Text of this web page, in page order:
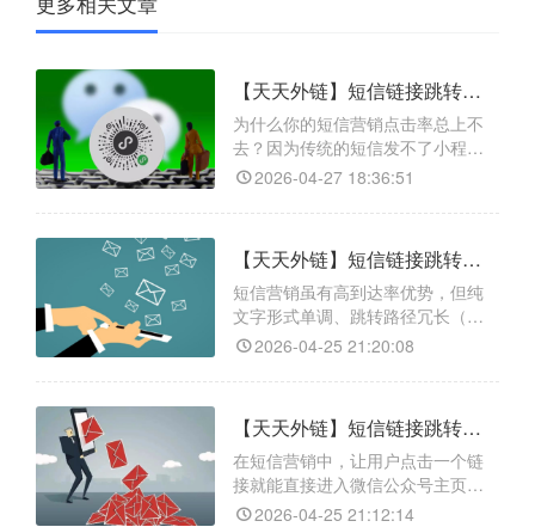
【天天外链】短信链接跳转微信小程序太丝滑了！天天外链功能解析与实操步骤
为什么你的短信营销点击率总上不
去？因为传统的短信发不了小程序
链接，用户复制口令去微信打开的
个痛点，你就需要借助天天外链这
现短信链接跳转微信小程序，还具
备支持生成短链接，节省短信字数
降低成本；能实现精准的数据统
计，实时查看点击量和地域分布；
2026-04-27 18:36:51
【天天外链】短信链接跳转微信公众号教程：3分钟搞定跨平台引流，轻松涨粉
短信营销虽有高到达率优势，但纯
文字形式单调、跳转路径冗长（复
制链接 - 打开浏览器 - 搜索），易致
助“天天外链”等专业跳转工具。它支
有智能防封技术保障链接在各短信
通道稳定存活，后台还提供精准点
击数据统计，能让你掌握短信群发
转化效果，实现从“
2026-04-25 21:20:08
【天天外链】短信链接跳转微信公众号主页的实用方法，高效引流，点击即关注
在短信营销中，让用户点击一个链
接就能直接进入微信公众号主页，
是提升关注转化率的关键。天天外
2026-04-25 21:12:14